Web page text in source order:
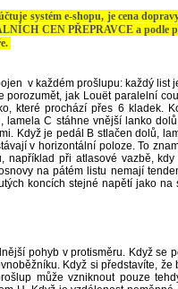
systém e-shopu, je cena
CEN PŘEPRAVCE a podle
v každém prošlupu: každý list
jak Louët paralelní
které prochází přes 6 kladek.
lamela C stáhne vnější lanko
Když je pedál B stlačen dolů,
v horizontální poloze. To
například při atlasové vazbě,
na pátém listu nemají
koncích stejné napětí jako
pohyb v protisměru. Když se
Když si představíte,
může vzniknout pouze